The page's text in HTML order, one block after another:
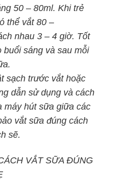
50 – 80ml. Khi trẻ
thể vắt 80 –
nhau 3 – 4 giờ. Tốt
buổi sáng và sau mỗi
sạch trước vắt hoặc
dẫn sử dụng và cách
máy hút sữa giữa các
vắt sữa đúng cách
sẽ.
VẮT SỮA ĐÚNG